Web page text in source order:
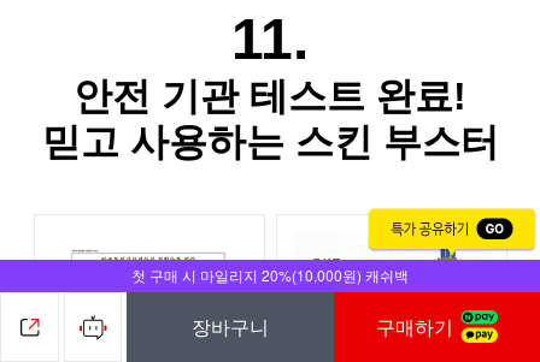
첫 구매 시 마일리지 20%(10,000원) 캐쉬백
장바구니 구매하기
11.
안전 기관 테스트 완료!
믿고 사용하는 스킨 부스터